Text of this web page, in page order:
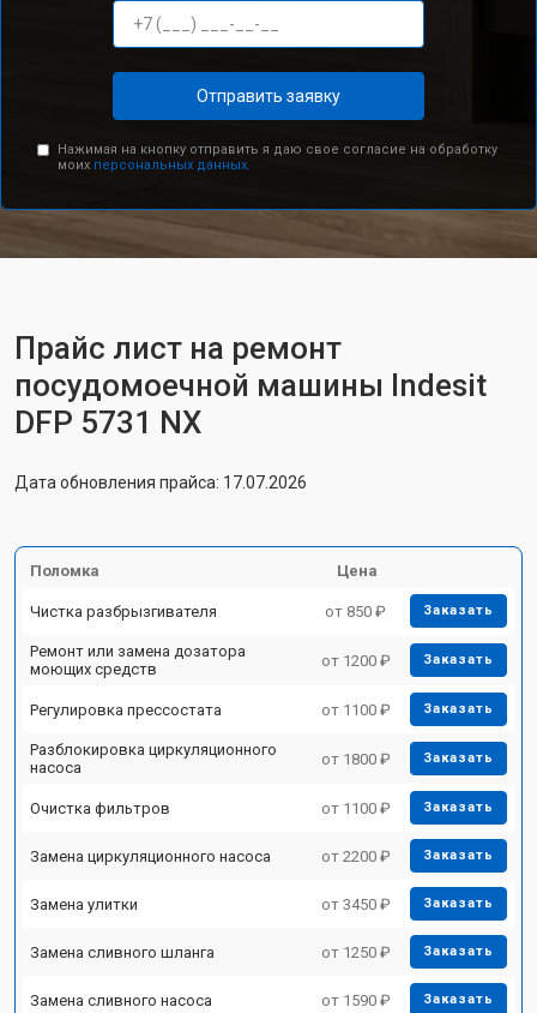
Отправить заявку
Нажимая на кнопку отправить я даю свое согласие на обработку
моих персональных данных.
Прайс лист на ремонт
посудомоечной машины Indesit
DFP 5731 NX
Дата обновления прайса: 17.07.2026
Поломка Цена
Чистка разбрызгивателя от 850 ₽ Заказать
Ремонт или замена дозатора
моющих средств
от 1200 ₽ Заказать
Регулировка прессостата от 1100 ₽ Заказать
Разблокировка циркуляционного
насоса
от 1800 ₽ Заказать
Очистка фильтров от 1100 ₽ Заказать
Замена циркуляционного насоса от 2200 ₽ Заказать
Замена улитки от 3450 ₽ Заказать
Замена сливного шланга от 1250 ₽ Заказать
Замена сливного насоса от 1590 ₽ Заказать